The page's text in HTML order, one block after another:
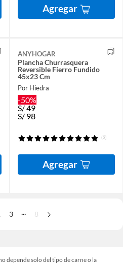
Agregar
ANYHOGAR
Plancha Churrasquera
Reversible Fierro Fundido
45x23 Cm
Por Hiedra
-50%
S/49
S/ 98
(3)
Agregar
3 ... 8
depende solo del tipo de carne o la